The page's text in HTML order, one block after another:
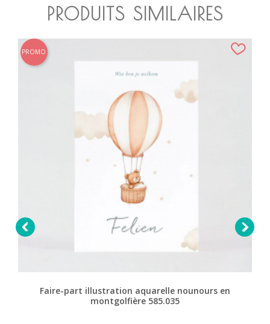
PRODUITS SIMILAIRES

Faire-part illustration aquarelle nounours en
montgolfière 585.035
PROMO
